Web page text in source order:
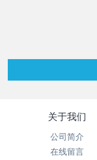
关于我们
公司简介
在线留言